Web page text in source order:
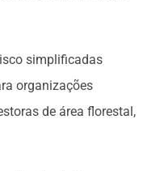
simplificadas
organizações
de área florestal,